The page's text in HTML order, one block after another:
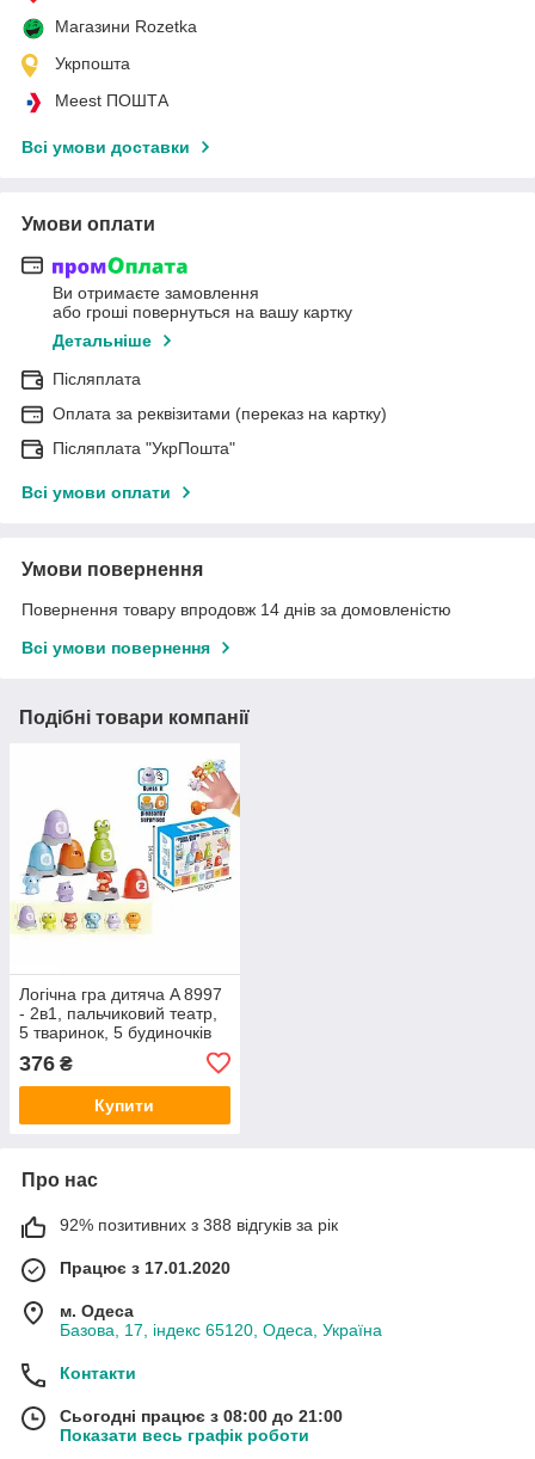
Магазини Rozetka
Укрпошта
Meest ПОШТА
Всі умови доставки
Умови оплати
Ви отримаєте замовлення
або гроші повернуться на вашу картку
Детальніше
Післяплата
Оплата за реквізитами (переказ на картку)
Післяплата "УкрПошта"
Всі умови оплати
Умови повернення
Повернення товару впродовж 14 днів за домовленістю
Всі умови повернення
Подібні товари компанії
Логічна гра дитяча A 8997
- 2в1, пальчиковий театр,
5 тваринок, 5 будиночків
376 ₴
Купити
Про нас
92% позитивних з 388 відгуків за рік
Працює з 17.01.2020
м. Одеса
Базова, 17, індекс 65120, Одеса, Україна
Контакти
Сьогодні працює з 08:00 до 21:00
Показати весь графік роботи